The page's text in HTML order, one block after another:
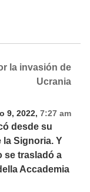
la invasión de
Ucrania
9, 2022, 7:27 am
desde su
la Signoria. Y
se trasladó a
Accademia